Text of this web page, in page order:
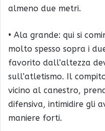
almeno due metri.
• Ala grande: qui si
molto spesso sopra i
favorito dall’altezza
sull’atletismo. Il
vicino al canestro,
difensiva, intimidire gli
maniere forti.